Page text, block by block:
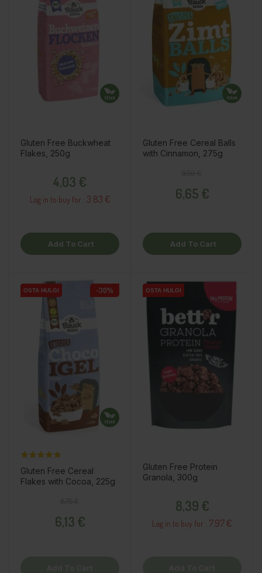
Gluten Free Buckwheat
Flakes, 250g
4,03 €
Log in to buy for : 3.83 €
Add To Cart
Gluten Free Cereal Balls
with Cinnamon, 275g
6,65 €
Add To Cart
OSTA HULGI
OSTA HULGI
OSTA HULGI -30%
Gluten Free Cereal
Flakes with Cocoa, 225g
6,13 €
OSTA HULGI
OSTA HULGI
OSTA HULGI
Gluten Free Protein
Granola, 300g
8,39 €
Log in to buy for : 7.97 €